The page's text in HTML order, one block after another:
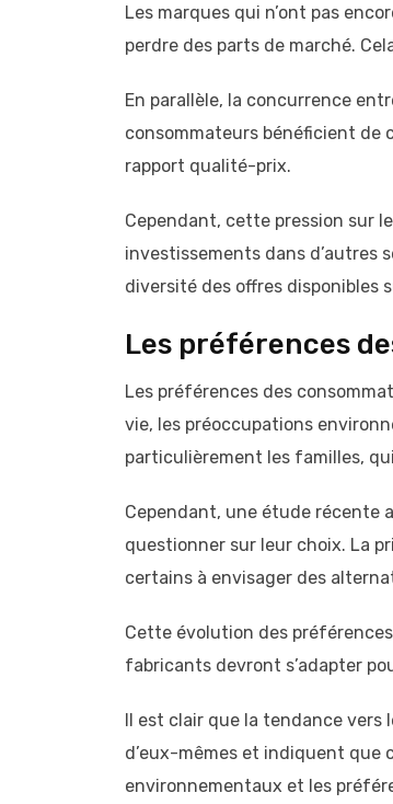
Les marques qui n’ont pas
perdre des parts de marché.
En parallèle, la concurrence
consommateurs bénéficient de
rapport qualité-prix.
Cependant, cette pression sur
investissements dans d’autres
diversité des offres disponibles
Les préférences
Les préférences des
vie, les préoccupations
particulièrement les familles,
Cependant, une étude récente
questionner sur leur choix. La
certains à envisager des
Cette évolution des
fabricants devront s’adapter
Il est clair que la tendance vers
d’eux-mêmes et indiquent que
environnementaux et les